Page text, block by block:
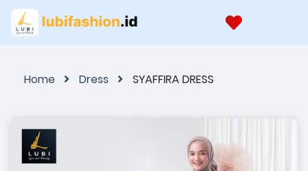
Home Dress SYAFFIRA DRESS